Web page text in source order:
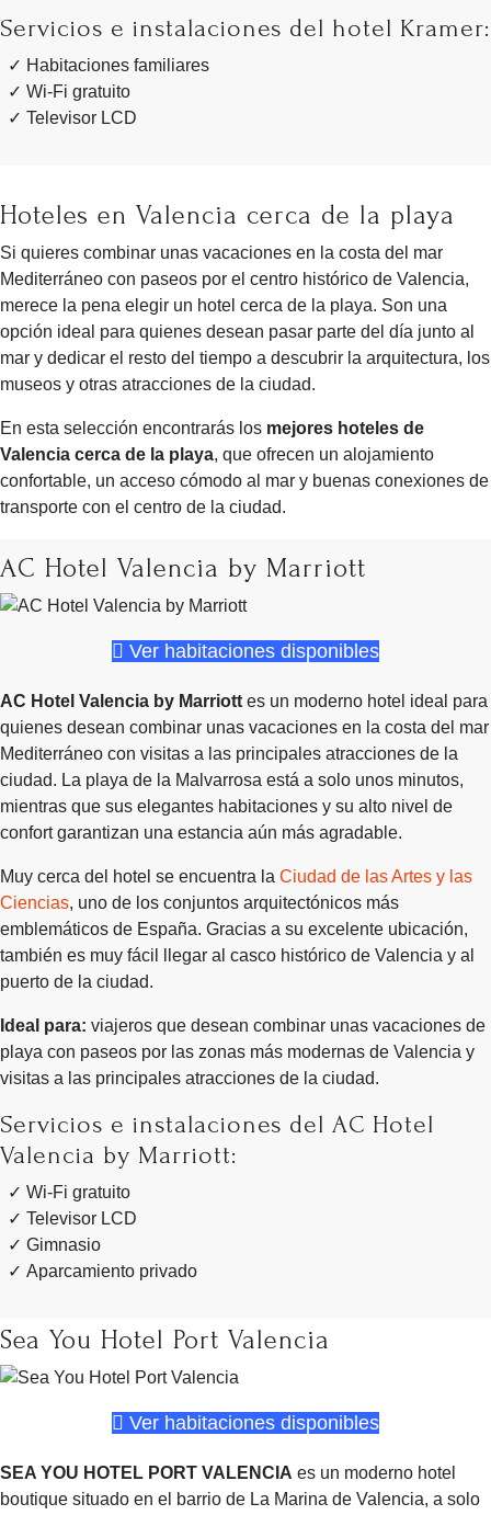
Servicios e instalaciones del hotel Kramer:
Habitaciones familiares
Wi-Fi gratuito
Televisor LCD
Hoteles en Valencia cerca de la playa
Si quieres combinar unas vacaciones en la costa del mar
Mediterráneo con paseos por el centro histórico de Valencia,
merece la pena elegir un hotel cerca de la playa. Son una
opción ideal para quienes desean pasar parte del día junto al
mar y dedicar el resto del tiempo a descubrir la arquitectura, los
museos y otras atracciones de la ciudad.
En esta selección encontrarás los mejores hoteles de
Valencia cerca de la playa, que ofrecen un alojamiento
confortable, un acceso cómodo al mar y buenas conexiones de
transporte con el centro de la ciudad.
AC Hotel Valencia by Marriott
Ver habitaciones disponibles
AC Hotel Valencia by Marriott es un moderno hotel ideal para
quienes desean combinar unas vacaciones en la costa del mar
Mediterráneo con visitas a las principales atracciones de la
ciudad. La playa de la Malvarrosa está a solo unos minutos,
mientras que sus elegantes habitaciones y su alto nivel de
confort garantizan una estancia aún más agradable.
Muy cerca del hotel se encuentra la Ciudad de las Artes y las
Ciencias, uno de los conjuntos arquitectónicos más
emblemáticos de España. Gracias a su excelente ubicación,
también es muy fácil llegar al casco histórico de Valencia y al
puerto de la ciudad.
Ideal para: viajeros que desean combinar unas vacaciones de
playa con paseos por las zonas más modernas de Valencia y
visitas a las principales atracciones de la ciudad.
Servicios e instalaciones del AC Hotel
Valencia by Marriott:
Wi-Fi gratuito
Televisor LCD
Gimnasio
Aparcamiento privado
Sea You Hotel Port Valencia
Ver habitaciones disponibles
SEA YOU HOTEL PORT VALENCIA es un moderno hotel
boutique situado en el barrio de La Marina de Valencia, a solo